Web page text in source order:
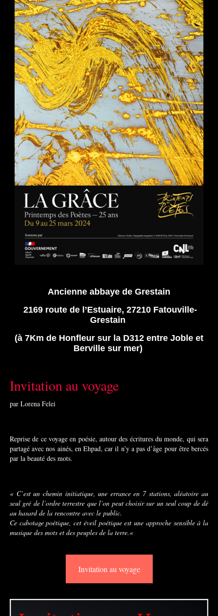
Ancienne abbaye de Grestain
2169 route de l’Estuaire, 27210 Fatouville-
Grestain
(à 7Km de Honfleur sur la D312 entre Joble et
Berville sur mer)
Invitation au voyage
par Lorena Felei
Reprise de ce voyage en poésie, autour des écritures du monde, qui sera
partagé avec nos ainés, en Ehpad, car il n’y a pas d’âge pour être bercés
par la beauté des mots.
« C’est un chemin initiatique, une errance en 7 stations, aléatoire au
seul gré de l’ordre terrestre que l’on peut choisir sur un seul coup de dé
au hasard de la rencontre avec le public.
Ce cabotage poétique, cet éveil poétique est une approche sensible à la
musique des mots et des peuples de la terre.«
Invitation au voyage